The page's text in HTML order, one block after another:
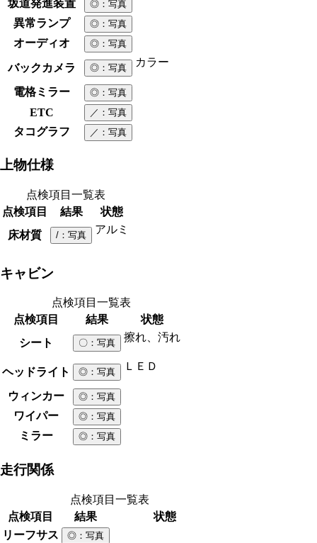
坂道発進装置 ◎ ：写真
異常ランプ ◎ ：写真
オーディオ ◎ ：写真
バックカメラ ◎ ：写真 カラー
電格ミラー ◎ ：写真
ETC ／ ：写真
タコグラフ ／ ：写真
上物仕様
点検項目一覧表
点検項目
結果
状態
床材質
/ ：写真 アルミ
キャビン
点検項目一覧表
点検項目
結果
状態
シート
〇 ：写真 擦れ、汚れ
ヘッドライト ◎ ：写真 ＬＥＤ
ウィンカー ◎ ：写真
ワイパー ◎ ：写真
ミラー ◎ ：写真
走行関係
点検項目一覧表
点検項目
結果
状態
リーフサス
◎ ：写真